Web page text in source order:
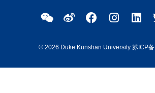
© 2026 Duke Kunshan University 苏ICP